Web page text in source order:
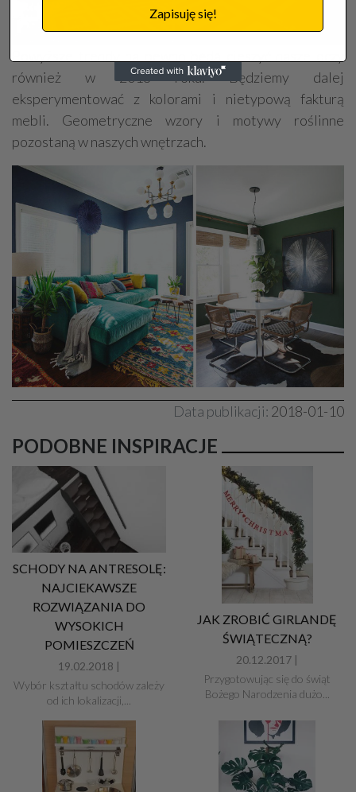
również w 2018 roku. Będziemy dalej
eksperymentować z kolorami i nietypową fakturą
mebli. Geometryczne wzory i motywy roślinne
pozostaną w naszych wnętrzach.
Data publikacji: 2018-01-10
PODOBNE INSPIRACJE
SCHODY NA ANTRESOLĘ:
NAJCIEKAWSZE
ROZWIĄZANIA DO
WYSOKICH
POMIESZCZEŃ
19.02.2018 |
Wybór kształtu schodów zależy
od ich lokalizacji,...
JAK ZROBIĆ GIRLANDĘ
ŚWIĄTECZNĄ?
20.12.2017 |
Przygotowując się do świąt
Bożego Narodzenia dużo...
Zapisuję się!